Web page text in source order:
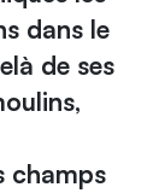
dans le
de ses
champs